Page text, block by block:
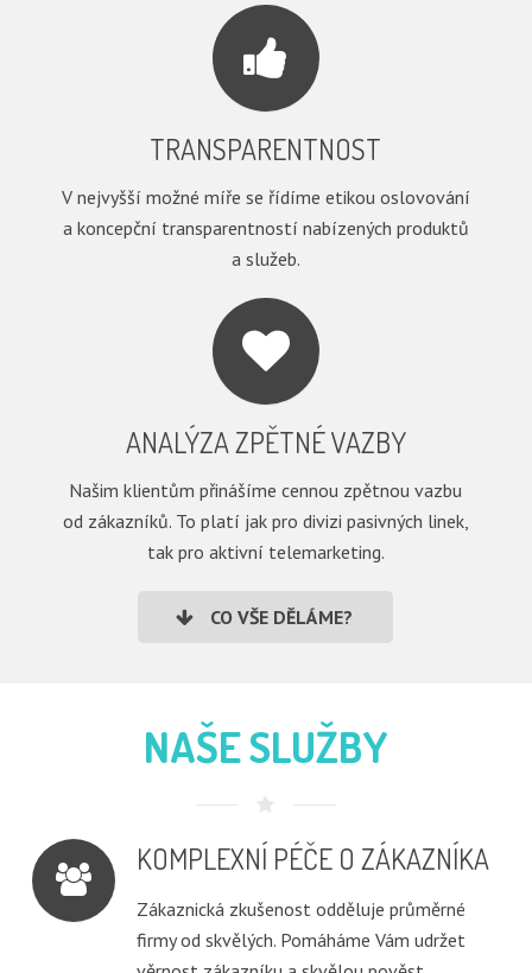
TRANSPARENTNOST
V nejvyšší možné míře se řídíme etikou oslovování
a koncepční transparentností nabízených produktů
a služeb.
ANALÝZA ZPĚTNÉ VAZBY
Našim klientům přinášíme cennou zpětnou vazbu
od zákazníků. To platí jak pro divizi pasivných linek,
tak pro aktivní telemarketing.
CO VŠE DĚLÁME?
NAŠE SLUŽBY
KOMPLEXNÍ PÉČE O ZÁKAZNÍKA
Zákaznická zkušenost odděluje průměrné
firmy od skvělých. Pomáháme Vám udržet